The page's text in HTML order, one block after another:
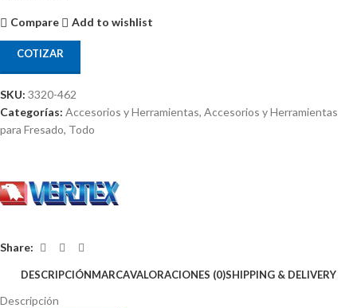
Compare Add to wishlist
COTIZAR
SKU: 3320-462
Categorías: Accesorios y Herramientas, Accesorios y Herramientas
para Fresado, Todo
Share:
DESCRIPCIÓNMARCAVALORACIONES (0)SHIPPING & DELIVERY
Descripción